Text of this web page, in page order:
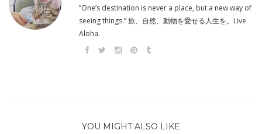
”One’s destination is never a place, but a new way of
seeing things.” 旅、自然、動物を愛せる人生を。Live
Aloha.
YOU MIGHT ALSO LIKE